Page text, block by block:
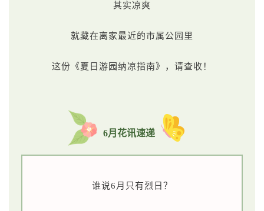
其实凉爽
就藏在离家最近的市属公园里
这份《夏日游园纳凉指南》，请查收！
6月花讯速递
谁说6月只有烈日？